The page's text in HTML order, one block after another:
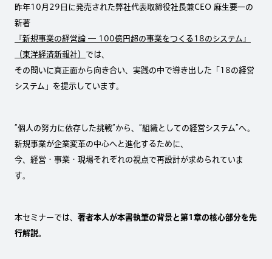
昨年10月29日に発売された弊社代表取締役社長兼CEO 麻生要一の
新著
『新規事業の経営論 ― 100億円超の事業をつくる18のシステム』
（東洋経済新報社） では、
その問いに真正面から向き合い、実践の中で導き出した「18の経営
システム」を提示しています。
“個人の努力に依存した挑戦”から、“組織としての経営システム”へ。
新規事業が企業変革の中心へと進化するために、
今、経営・事業・現場それぞれの視点で再設計が求められていま
す。
本セミナーでは、 著者本人が本書執筆の背景と第1章の核心部分を先
行解説。